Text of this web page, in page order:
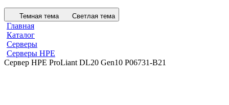
Темная тема Светлая тема
Главная
Каталог
Серверы
Серверы HPE
Сервер HPE ProLiant DL20 Gen10 P06731-B21